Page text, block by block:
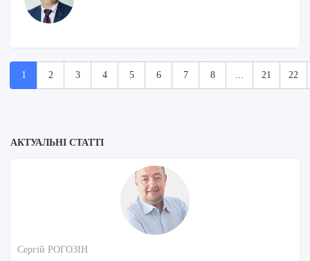
АКТУАЛЬНІ СТАТТІ
Сергій РОГОЗІН
1 2 3 4 5 6 7 8 21 22